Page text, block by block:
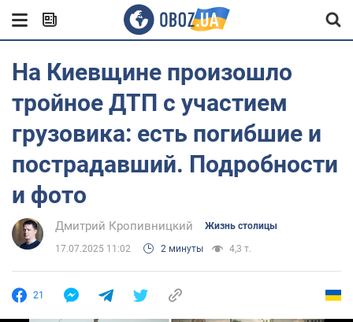
На Киевщине произошло
тройное ДТП с участием
грузовика: есть погибшие и
пострадавший. Подробности
и фото
Дмитрий Кропивницкий Жизнь столицы
17.07.2025 11:02 2 минуты 4,3 т.
21